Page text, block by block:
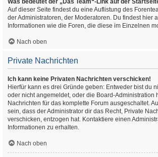
Was bedeutet der „Das Team“-Link auf der
Auf dieser Seite findest du eine Auflistung des
der Administratoren, der Moderatoren. Du findest hier
Informationen wie die Foren, die diese im Einzelnen
Nach oben
Private Nachrichten
Ich kann keine Privaten Nachrichten verschicken!
Hierfür kann es drei Gründe geben: Entweder bist du
oder nicht angemeldet, oder die Board-Administration
Nachrichten für das komplette Forum ausgeschaltet.
sein, dass der Administrator dir das Recht, Private
verschicken, entzogen hat. Kontaktiere einen
Informationen zu erhalten.
Nach oben